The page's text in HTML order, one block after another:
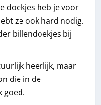
doekjes heb je voor
ze ook hard nodig.
billendoekjes bij
heerlijk, maar
die in de
goed.